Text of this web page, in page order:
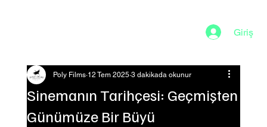
Giriş
Sinemanın Tarihçesi: Geçmişten
Günümüze Bir Büyü
Poly Films 12 Tem 2025 3 dakikada okunur